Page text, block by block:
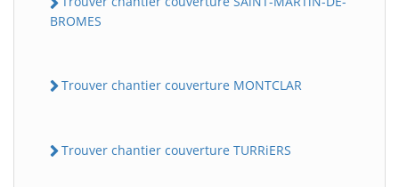
BROMES
Trouver chantier couverture MONTCLAR
Trouver chantier couverture TURRiERS